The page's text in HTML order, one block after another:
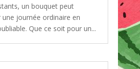
un bouquet peut
journée ordinaire en
Que ce soit pour un...